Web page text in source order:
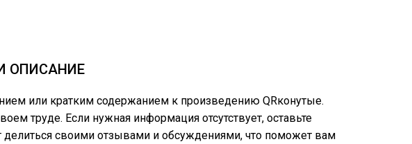
ОПИСАНИЕ
или кратким содержанием к произведению QRконутые.
труде. Если нужная информация отсутствует, оставьте
делиться своими отзывами и обсуждениями, что поможет вам